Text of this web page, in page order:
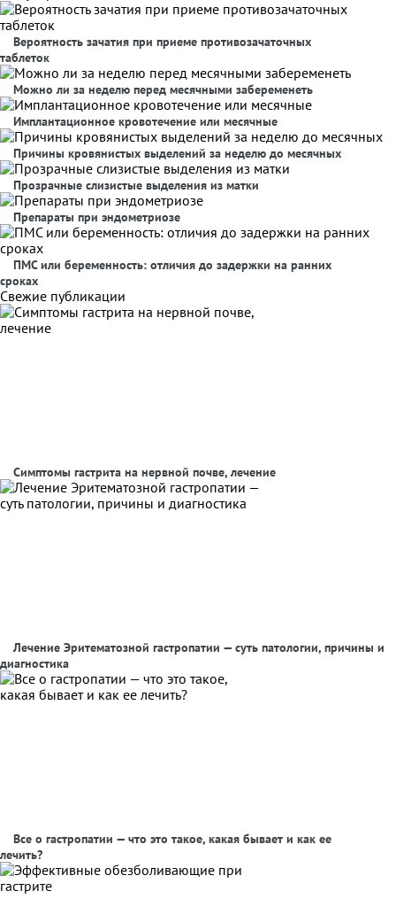
Вероятность зачатия при приеме противозачаточных
таблеток
Можно ли за неделю перед месячными забеременеть
Имплантационное кровотечение или месячные
Причины кровянистых выделений за неделю до месячных
Прозрачные слизистые выделения из матки
Препараты при эндометриозе
ПМС или беременность: отличия до задержки на ранних
сроках
Свежие публикации
Симптомы гастрита на нервной почве, лечение
Лечение Эритематозной гастропатии — суть патологии, причины и
диагностика
Все о гастропатии — что это такое, какая бывает и как ее
лечить?